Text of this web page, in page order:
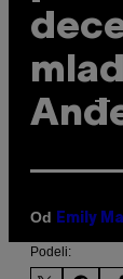
Od Emily
Podeli: